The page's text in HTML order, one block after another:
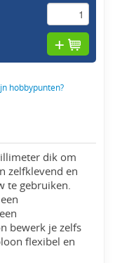
hobbypunten?
dik om
zelfklevend en
te gebruiken.
bewerk je zelfs
flexibel en